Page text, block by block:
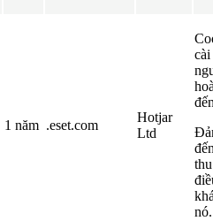
1 năm .eset.com
Hotjar
Ltd
nó.